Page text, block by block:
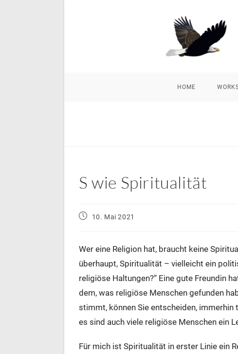
HOME
S wie Spiritualität
Beitrag10. Mai 2021
Wer eine Religion hat, braucht keine
überhaupt, Spiritualität – vielleicht ein
religiöse Haltungen?“ Eine gute Freundin
dem, was religiöse Menschen gefunden
stimmt, können Sie entscheiden, immerhin
es sind auch viele religiöse Menschen ein
Für mich ist Spiritualität in erster Linie ein